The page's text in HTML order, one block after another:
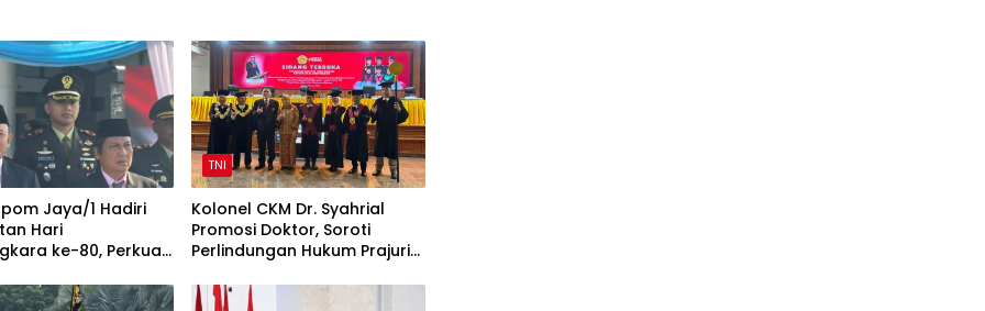
Jaya/1 Hadiri
Hari
ke-80, Perkuat
TNI
Kolonel CKM Dr. Syahrial
Promosi Doktor, Soroti
Perlindungan Hukum Prajurit